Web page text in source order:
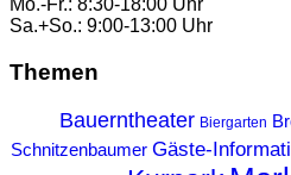
Mo.-Fr.: 8:30-18:00 Uhr
Sa.+So.: 9:00-13:00 Uhr
Themen
Bauerntheater Biergarten
Schnitzenbaumer Gäste-